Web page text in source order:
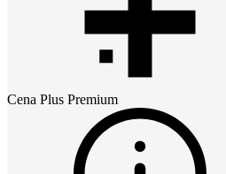
Cena Plus Premium